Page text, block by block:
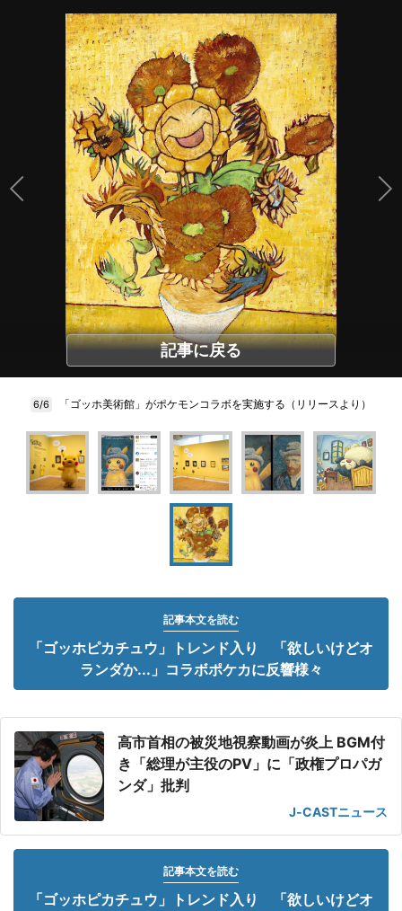
記事に戻る
6/6 「ゴッホ美術館」がポケモンコラボを実施する（リリースより）
記事本文を読む
「ゴッホピカチュウ」トレンド入り 「欲しいけどオ
ランダか...」コラボポケカに反響様々
高市首相の被災地視察動画が炎上 BGM付
き「総理が主役のPV」に「政権プロパガ
ンダ」批判
J-CASTニュース
記事本文を読む
「ゴッホピカチュウ」トレンド入り 「欲しいけどオ